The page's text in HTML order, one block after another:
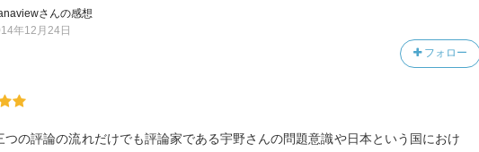
さんの感想
フォロー
年12月24日
つの評論の流れだけでも評論家である宇野さんの問題意識や日本という国におけ